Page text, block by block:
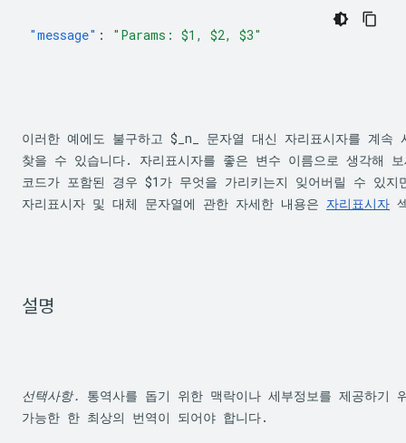
"message" : "Params: $1, $2, $3"
이러한 예에도 불구하고 $_n_
문자열 대신 자리표시자를 계속
찾을 수 있습니다. 자리표시자를 좋은 변수 이름으로 생각해
코드가 포함된 경우 $1 가 무엇을 가리키는지 잊어버릴 수 있
자리표시자 및 대체 문자열에 관한 자세한 내용은 자리표시자
설명
선택사항. 통역사를 돕기 위한 맥락이나 세부정보를 제공하기
가능한 한 최상의 번역이 되어야 합니다.